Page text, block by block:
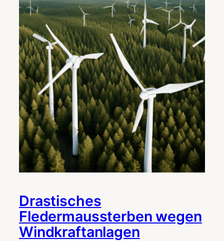
Drastisches
Fledermaussterben wegen
Windkraftanlagen